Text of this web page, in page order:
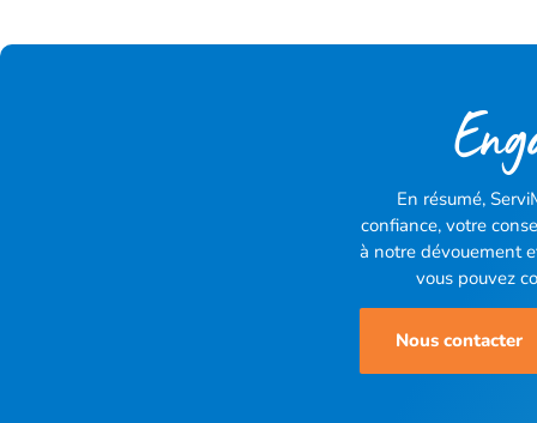
En résumé,
confiance, votre
à notre dévouement
vous pouvez
Nous contacter